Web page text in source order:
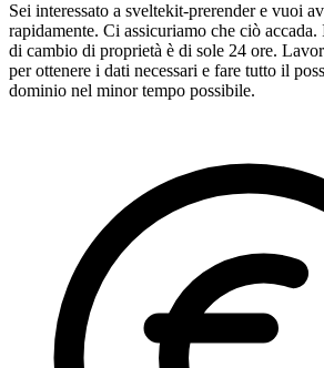
Sei interessato a sveltekit-prerender e vuoi
rapidamente. Ci assicuriamo che ciò
di cambio di proprietà è di sole 24 ore.
per ottenere i dati necessari e fare tutto il
dominio nel minor tempo possibile.